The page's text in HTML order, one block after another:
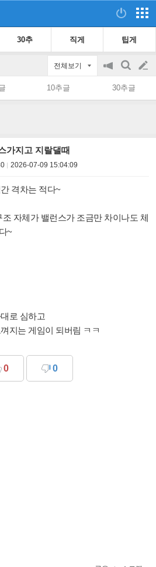
30추 직게 팁게
전체보기
공
지
on/off
검
색
글
쓰
10추글 30추글
가지고 지랄댈때
2026-07-09 15:04:09
격차는 적다~
자체가 밸런스가 조금만 차이나도 체
~
로 심하고
지는 게임이 되버림 ㅋㅋ
0 0